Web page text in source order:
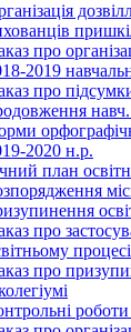
про
2019
про
2020 н.р.
план
про
про
роботи